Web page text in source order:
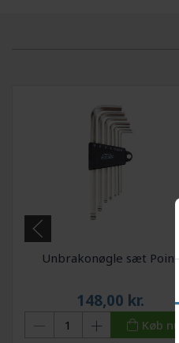
Unbrakonøgle sæt Point
148,00 kr.
Køb nu